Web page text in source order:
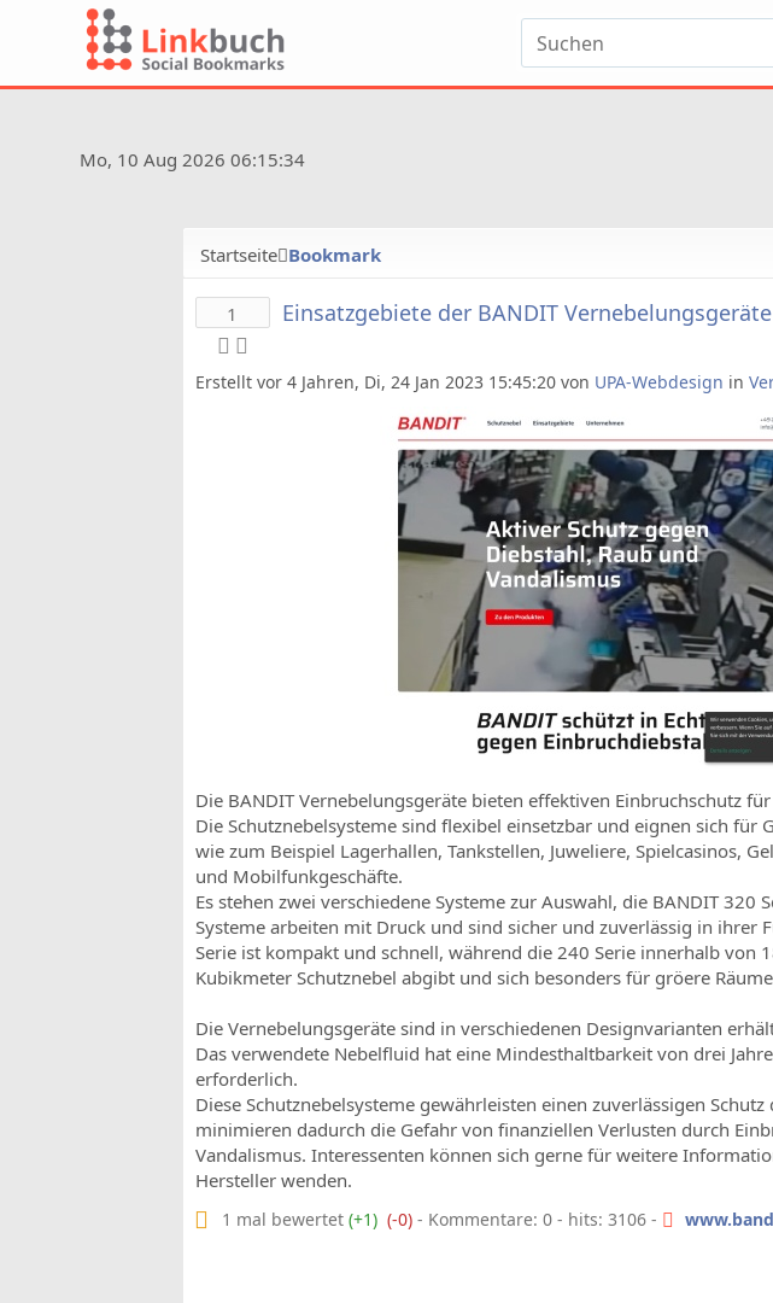
Mo, 10 Aug 2026 06:15:34
Startseite Bookmark
1 Einsatzgebiete der BANDIT Vernebelungsgeräte
Erstellt vor 4 Jahren, Di, 24 Jan 2023 15:45:20 von UPA-Webdesign in
Die BANDIT Vernebelungsgeräte bieten effektiven Einbruchschutz
Die Schutznebelsysteme sind flexibel einsetzbar und eignen sich für
wie zum Beispiel Lagerhallen, Tankstellen, Juweliere, Spielcasinos,
und Mobilfunkgeschäfte.
Es stehen zwei verschiedene Systeme zur Auswahl, die BANDIT 320
Systeme arbeiten mit Druck und sind sicher und zuverlässig in ihrer
Serie ist kompakt und schnell, während die 240 Serie innerhalb von
Kubikmeter Schutznebel abgibt und sich besonders für gröere
Die Vernebelungsgeräte sind in verschiedenen Designvarianten
Das verwendete Nebelfluid hat eine Mindesthaltbarkeit von drei
erforderlich.
Diese Schutznebelsysteme gewährleisten einen zuverlässigen
minimieren dadurch die Gefahr von finanziellen Verlusten durch
Vandalismus. Interessenten können sich gerne für weitere
Hersteller wenden.
1 mal bewertet (+1) (-0) - Kommentare: 0 - hits: 3106 -